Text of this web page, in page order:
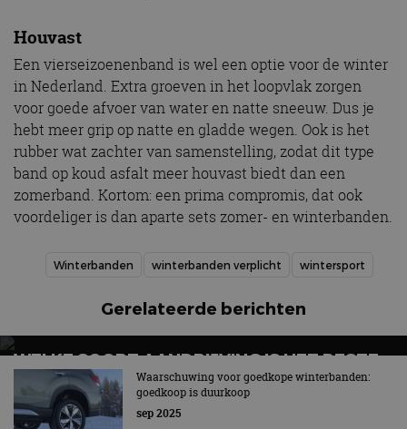
Houvast
Een vierseizoenenband is wel een optie voor de winter
in Nederland. Extra groeven in het loopvlak zorgen
voor goede afvoer van water en natte sneeuw. Dus je
hebt meer grip op natte en gladde wegen. Ook is het
rubber wat zachter van samenstelling, zodat dit type
band op koud asfalt meer houvast biedt dan een
zomerband. Kortom: een prima compromis, dat ook
voordeliger is dan aparte sets zomer- en winterbanden.
Winterbanden winterbanden verplicht wintersport
Gerelateerde berichten
WELKE SOORT AANDRIJVING IS HET BESTE
IN WINTERSE OMSTANDIGHEDEN?
Waarschuwing voor goedkope winterbanden:
goedkoop is duurkoop
sep 2025